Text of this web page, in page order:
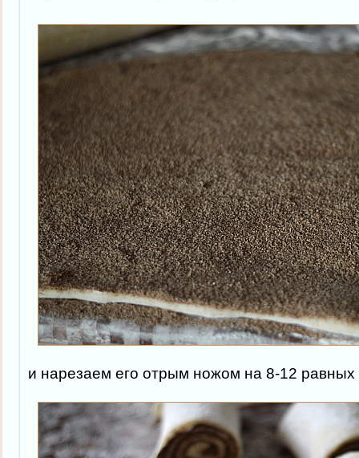
и нарезаем его отрым ножом на 8-12 равных